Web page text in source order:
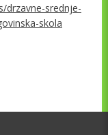
drzavne-srednje-
skola